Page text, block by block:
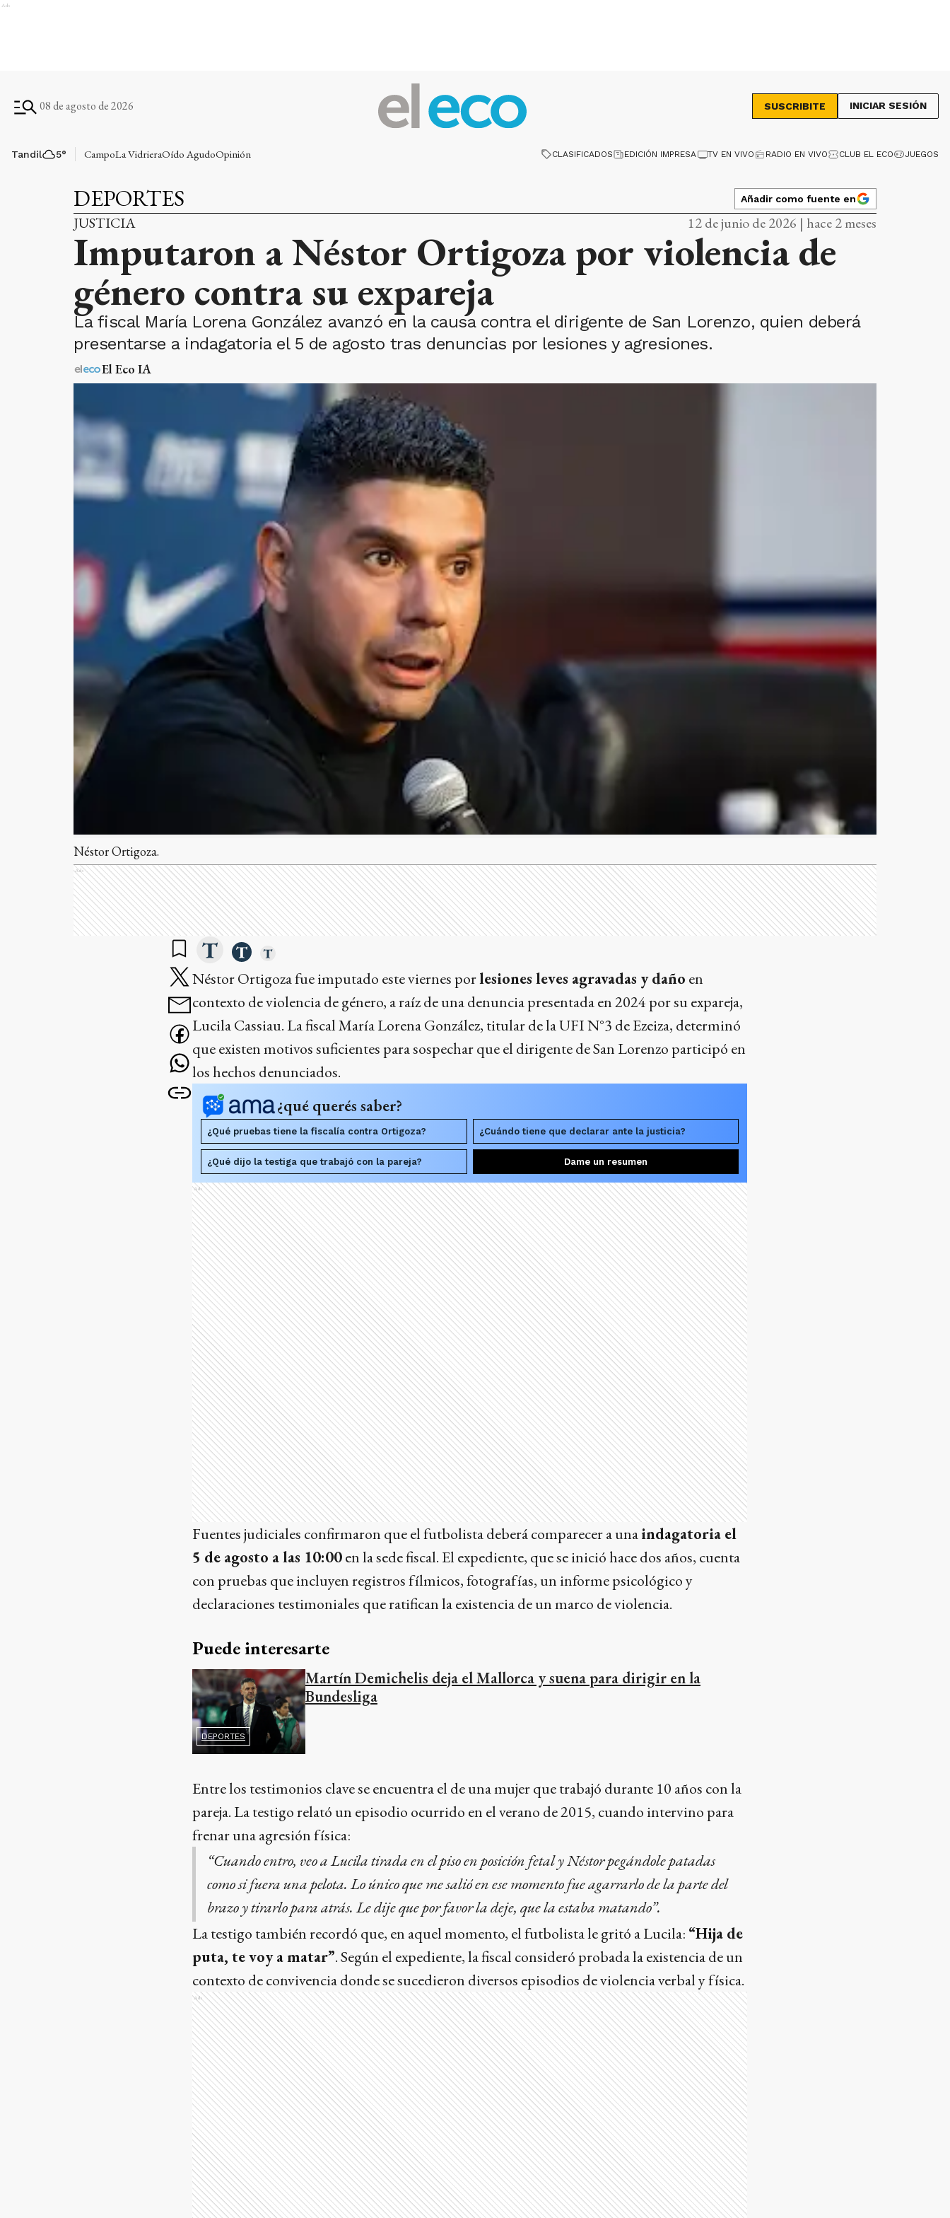
Ads
08 de agosto de 2026 SUSCRIBITE INICIAR SESIÓN
Tandil 5° CampoLa VidrieraOído AgudoOpinión CLASIFICADOS EDICIÓN IMPRESA TV EN VIVO RADIO EN VIVO CLUB EL ECO JUEGOS
DEPORTES Añadir como fuente en
JUSTICIA 12 de junio de 2026 | hace 2 meses
Imputaron a Néstor Ortigoza por violencia de
género contra su expareja
La fiscal María Lorena González avanzó en la causa contra el dirigente de San Lorenzo, quien deberá
presentarse a indagatoria el 5 de agosto tras denuncias por lesiones y agresiones.
El Eco IA
Néstor Ortigoza.
Ads
Néstor Ortigoza fue imputado este viernes porlesiones leves agravadas y daño en
contexto de violencia de género, a raíz de una denuncia presentada en 2024 por su expareja,
Lucila Cassiau. La fiscal María Lorena González, titular de la UFI N°3 de Ezeiza, determinó
que existen motivos suficientes para sospechar que el dirigente de San Lorenzo participó en
los hechos denunciados.
¿qué querés saber?
¿Qué pruebas tiene la fiscalía contra Ortigoza? ¿Cuándo tiene que declarar ante la justicia?
¿Qué dijo la testiga que trabajó con la pareja? Dame un resumen
Ads
Fuentes judiciales confirmaron que el futbolista deberá comparecer a unaindagatoria el
5 de agosto a las 10:00en la sede fiscal. El expediente, que se inició hace dos años, cuenta
con pruebas que incluyen registros fílmicos, fotografías, un informe psicológico y
declaraciones testimoniales que ratifican la existencia de un marco de violencia.
Puede interesarte
DEPORTES
Martín Demichelis deja el Mallorca y suena para dirigir en la
Bundesliga
Entre los testimonios clave se encuentra el de una mujer que trabajó durante 10 años con la
pareja. La testigo relató un episodio ocurrido en el verano de 2015, cuando intervino para
frenar una agresión física:
“Cuando entro, veo a Lucila tirada en el piso en posición fetal y Néstor pegándole patadas
como si fuera una pelota. Lo único que me salió en ese momento fue agarrarlo de la parte del
brazo y tirarlo para atrás. Le dije que por favor la deje, que la estaba matando”.
La testigo también recordó que, en aquel momento, el futbolista le gritó a Lucila: “Hija de
puta, te voy a matar”. Según el expediente, la fiscal consideró probada la existencia de un
contexto de convivencia donde se sucedieron diversos episodios de violencia verbal y física.
Ads